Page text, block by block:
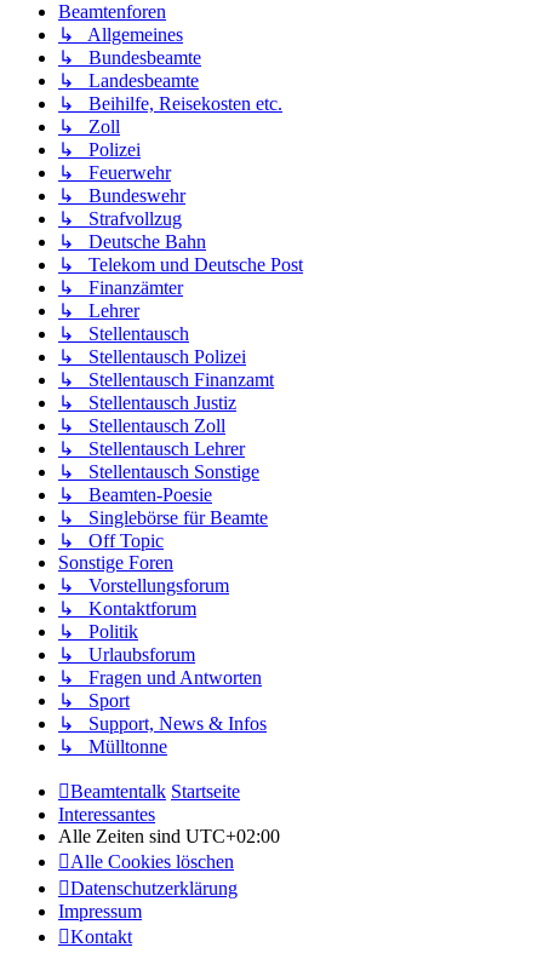
Beamtenforen
↳ Allgemeines
↳ Bundesbeamte
↳ Landesbeamte
↳ Beihilfe, Reisekosten etc.
↳ Zoll
↳ Polizei
↳ Feuerwehr
↳ Bundeswehr
↳ Strafvollzug
↳ Deutsche Bahn
↳ Telekom und Deutsche Post
↳ Finanzämter
↳ Lehrer
↳ Stellentausch
↳ Stellentausch Polizei
↳ Stellentausch Finanzamt
↳ Stellentausch Justiz
↳ Stellentausch Zoll
↳ Stellentausch Lehrer
↳ Stellentausch Sonstige
↳ Beamten-Poesie
↳ Singlebörse für Beamte
↳ Off Topic
Sonstige Foren
↳ Vorstellungsforum
↳ Kontaktforum
↳ Politik
↳ Urlaubsforum
↳ Fragen und Antworten
↳ Sport
↳ Support, News & Infos
↳ Mülltonne
Beamtentalk Startseite
Interessantes
Alle Zeiten sind UTC+02:00
Alle Cookies löschen
Datenschutzerklärung
Impressum
Kontakt